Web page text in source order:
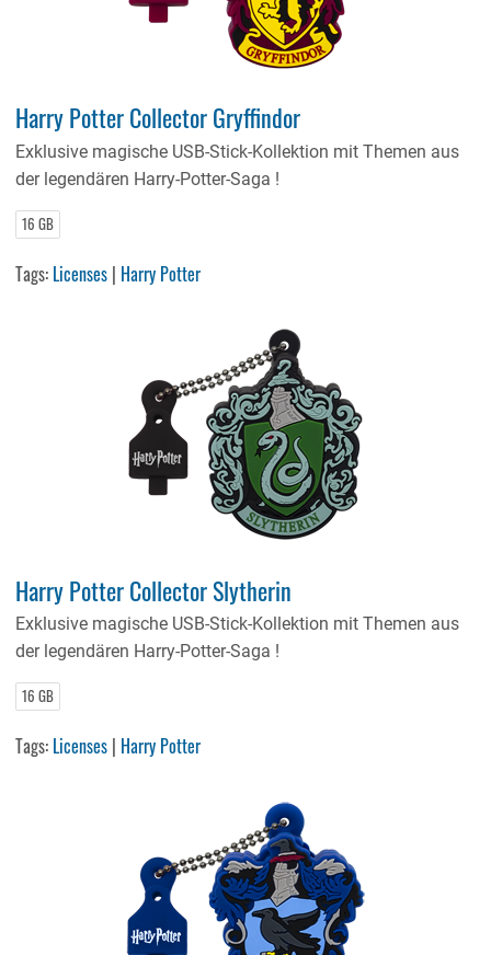
Harry Potter Collector Gryffindor
Exklusive magische USB-Stick-Kollektion mit Themen aus
der legendären Harry-Potter-Saga !
16 GB
Tags: Licenses | Harry Potter
Harry Potter Collector Slytherin
Exklusive magische USB-Stick-Kollektion mit Themen aus
der legendären Harry-Potter-Saga !
16 GB
Tags: Licenses | Harry Potter